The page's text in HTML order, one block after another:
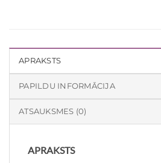
APRAKSTS
PAPILDU INFORMĀCIJA
ATSAUKSMES (0)
APRAKSTS